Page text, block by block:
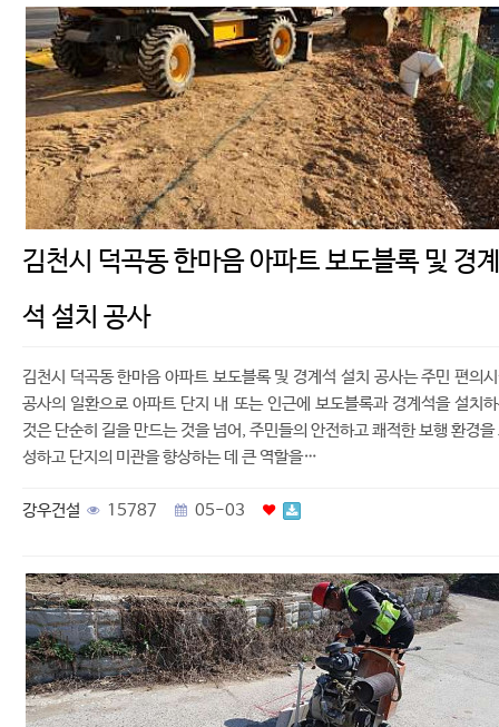
김천시 덕곡동 한마음 아파트 보도블록 및 경계
석 설치 공사
김천시 덕곡동 한마음 아파트 보도블록 및 경계석 설치 공사는 주민 편의
공사의 일환으로 아파트 단지 내 또는 인근에 보도블록과 경계석을 설치
것은 단순히 길을 만드는 것을 넘어, 주민들의 안전하고 쾌적한 보행 환경을
성하고 단지의 미관을 향상하는 데 큰 역할을…
강우건설 15787 05-03